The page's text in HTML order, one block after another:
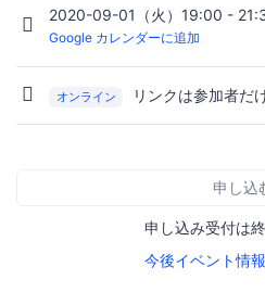
2020-09-01（火）19:00 -
Google カレンダーに追加
オンライン リンクは参加者だ
申し込
申し込み受付は
今後イベント情